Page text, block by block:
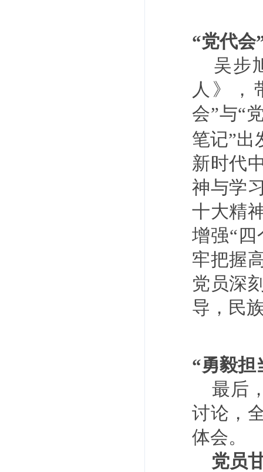
“党代会
吴步
人》，
会”与“
笔记”出
新时代
神与学
十大精
增强“四
牢把握
党员深
导，民
“勇毅
最后
讨论，
体会。
党员